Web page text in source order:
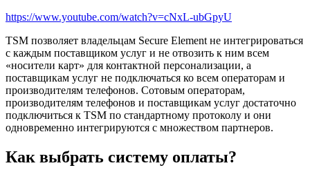
https://www.youtube.com/watch?v=cNxL-ubGpyU
TSM позволяет владельцам Secure Element не интегрироваться
с каждым поставщиком услуг и не отвозить к ним всем
«носители карт» для контактной персонализации, а
поставщикам услуг не подключаться ко всем операторам и
производителям телефонов. Сотовым операторам,
производителям телефонов и поставщикам услуг достаточно
подключиться к TSM по стандартному протоколу и они
одновременно интегрируются с множеством партнеров.
Как выбрать систему оплаты?